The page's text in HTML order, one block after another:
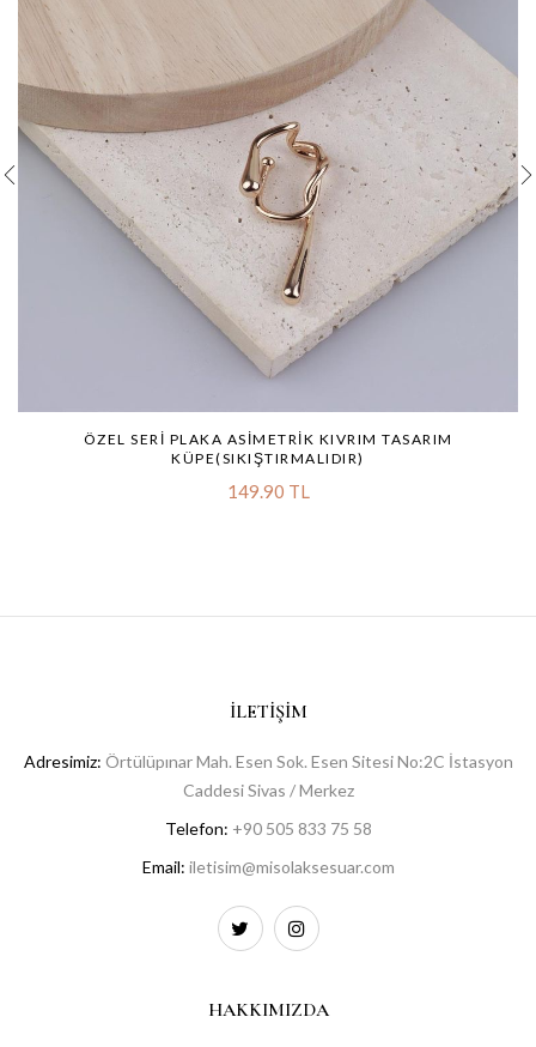
ÖZEL SERI PLAKA ASIMETRIK KIVRIM TASARIM
KÜPE(SIKIŞTIRMALIDIR)
149.90 TL
İLETIŞIM
Adresimiz: Örtülüpınar Mah. Esen Sok. Esen Sitesi No:2C İstasyon
Caddesi Sivas / Merkez
Telefon: +90 505 833 75 58
Email: iletisim@misolaksesuar.com
HAKKIMIZDA